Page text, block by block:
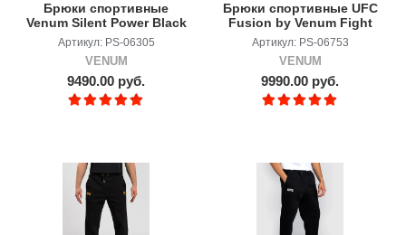
Брюки спортивные
Venum Silent Power Black
Артикул: PS-06305
VENUM
9490.00 руб.
Брюки спортивные UFC
Fusion by Venum Fight
Week Black/Gold
Артикул: PS-06753
VENUM
9990.00 руб.